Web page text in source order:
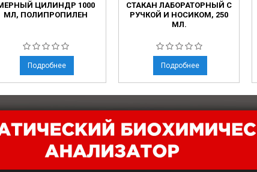
ЦИЛИНДР 1000
МЛ, ПОЛИПРОПИЛЕН
Подробнее
СТАКАН ЛАБОРАТОРНЫЙ С
РУЧКОЙ И НОСИКОМ, 250
МЛ.
Подробнее